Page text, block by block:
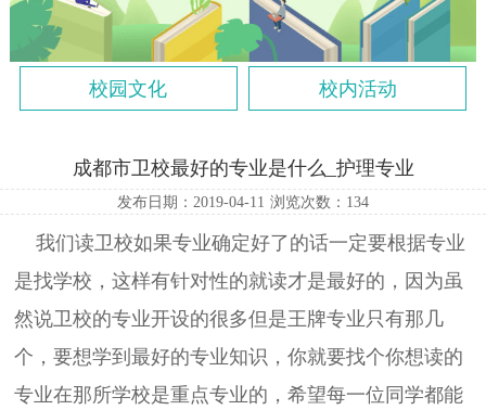
校园文化 校内活动
成都市卫校最好的专业是什么_护理专业
发布日期：2019-04-11 浏览次数： 134
我们读卫校如果专业确定好了的话一定要根据专业
是找学校，这样有针对性的就读才是最好的，因为虽
然说卫校的专业开设的很多但是王牌专业只有那几
个，要想学到最好的专业知识，你就要找个你想读的
专业在那所学校是重点专业的，希望每一位同学都能